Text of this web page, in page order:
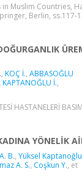
Muslim Countries,
Berlin, ss.117-
, KOÇ İ., ABBASOĞLU
KAPTANOĞLU İ.,
HASTANELERİ
YÖNELİK
B., Yüksel Kaptanoğlu
A. S., Coşkun Y., et